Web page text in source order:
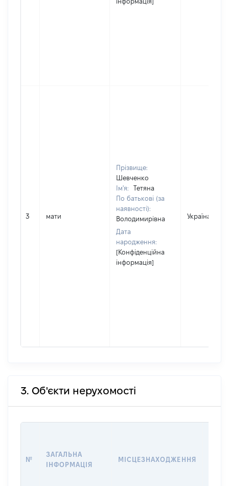
3 мати
Прізвище:
Шевченко
Ім'я:
Тетяна
По батькові (за
наявності):
Володимирівна
Дата
народження:
[Конфіденційна
інформація]
Україна
3. Об'єкти нерухомості
№
ЗАГАЛЬНА
ІНФОРМАЦІЯ
МІСЦЕЗНАХОДЖЕННЯ